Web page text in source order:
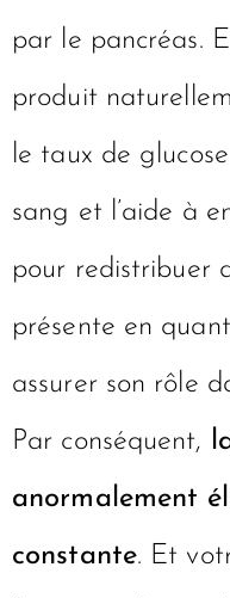
par le pancréas.
produit
le taux de
sang et l’aide à
pour redistribuer
présente en
assurer son rôle
Par conséquent,
anormalement
constante. Et